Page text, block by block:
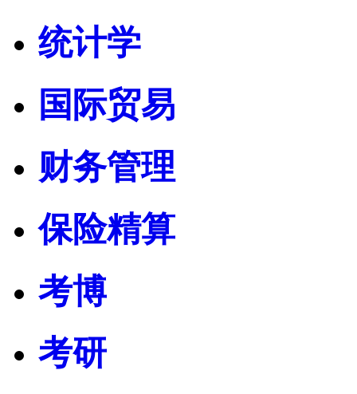
统计学
国际贸易
财务管理
保险精算
考博
考研